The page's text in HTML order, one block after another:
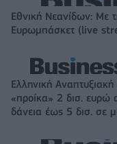
Εθνική Νεανίδων: Με
Ευρωμπάσκετ (live
Ελληνική
«προίκα» 2 δισ. ευρώ
δάνεια έως 5 δισ. σε